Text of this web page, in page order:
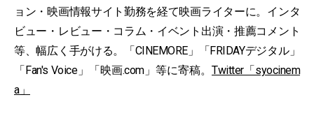
ョン・映画情報サイト勤務を経て映画ライターに。インタ
ビュー・レビュー・コラム・イベント出演・推薦コメント
等、幅広く手がける。「CINEMORE」「FRIDAYデジタル」
「Fan's Voice」「映画.com」等に寄稿。 Twitter「syocinem
a」